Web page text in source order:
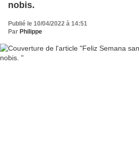
nobis.
Publié le 10/04/2022 à 14:51
Par Philippe